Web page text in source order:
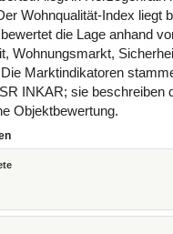
Wohnqualität-Index liegt
die Lage anhand
Wohnungsmarkt,
Marktindikatoren
INKAR; sie beschreiben
Objektbewertung.